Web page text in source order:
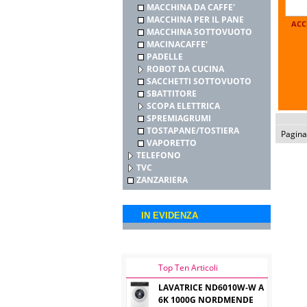
MACCHINA DA CAFFE'
MACCHINA PER IL PANE
MACCHINA SOTTOVUOTO
MACINACAFFE'
PADELLE
ROBOT DA CUCINA
SACCHETTI SOTTOVUOTO
SBATTITORE
SCOPA ELETTRICA
SPREMIAGRUMI
TOSTAPANE/TOSTIERA
VAPORETTO
TELEFONO
TVC
ZANZARIERA
IN EVIDENZA
Top Ten Articoli
LAVATRICE ND6010W-W A
6K 1000G NORDMENDE
Pagina